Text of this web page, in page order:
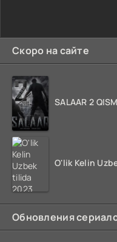
Скоро на сайте
Обновления